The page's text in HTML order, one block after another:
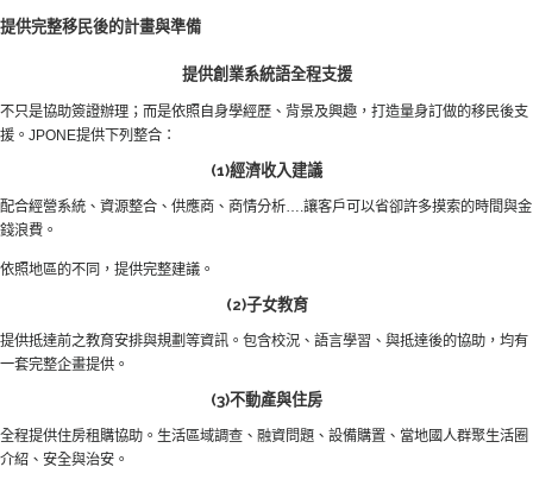
提供完整移民後的計畫與準備
提供創業系統語全程支援
不只是協助簽證辦理；而是依照自身學經歷、背景及興趣，打造量身訂做的移民後支
援。JPONE提供下列整合：
(1)經濟收入建議
配合經營系統、資源整合、供應商、商情分析….讓客戶可以省卻許多摸索的時間與金
錢浪費。
依照地區的不同，提供完整建議。
(2)子女教育
提供抵達前之教育安排與規劃等資訊。包含校況、語言學習、與抵達後的協助，均有
一套完整企畫提供。
(3)不動產與住房
全程提供住房租購協助。生活區域調查、融資問題、設備購置、當地國人群聚生活圈
介紹、安全與治安。